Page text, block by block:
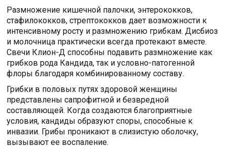
Размножение кишечной палочки, энтерококков,
стафилококков, стрептококков дает возможности к
интенсивному росту и размножению грибкам. Дисбиоз
и молочница практически всегда протекают вместе.
Свечи Клион-Д способны подавить размножение как
грибков рода Кандида, так и условно-патогенной
флоры благодаря комбинированному составу.
Грибки в половых путях здоровой женщины
представлены сапрофитной и безвредной
составляющей. Когда создаются благоприятные
условия, кандиды образуют споры, способные к
инвазии. Грибы проникают в слизистую оболочку,
вызывают ее воспаление.